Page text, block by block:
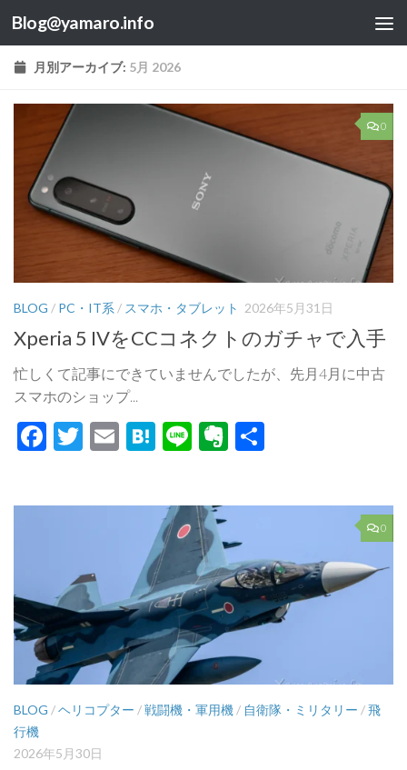
コンテンツへスキップ
Blog@yamaro.info
月別アーカイブ: 5月 2026
0
BLOG / PC・IT系 / スマホ・タブレット 2026年5月31日
Xperia 5 IVをCCコネクトのガチャで入手
忙しくて記事にできていませんでしたが、先月4月に中古
スマホのショップ...
Facebook
Twitter
EmailHatena
LineEvernote
0
BLOG /ヘリコプター /戦闘機・軍用機 / 自衛隊・ミリタリー /飛
行機
2026年5月30日